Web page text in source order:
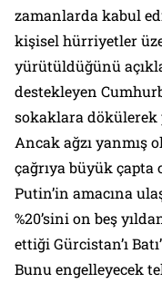
zamanlarda kabul
kişisel hürriyetler
yürütüldüğünü
destekleyen
sokaklara dökülerek
Ancak ağzı yanmış
çağrıya büyük çapta
Putin’in amacına
%20’sini on beş
ettiği Gürcistan’ı
Bunu engelleyecek